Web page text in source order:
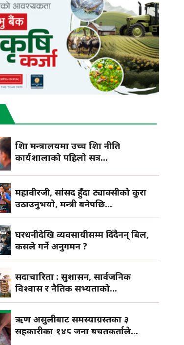
शिक्षा मन्त्रालयमा उच्च शिक्षा नीति
कार्यशालाको पहिलो सत्र...
महावीरजी, सांसद हुँदा ट्याक्सीको कुरा
उठाउनुभयो, मन्त्री बनेपछि...
घरधनीदेखि व्यवसायीसम्म दिँदैनन् बिल,
कसले गर्ने अनुगमन ?
सदाचारिता : सुशासन, सार्वजनिक
विश्वास र नैतिक सभ्यताको...
ऋण असुलीबाट समस्याग्रस्तका ३
सहकारीका १४८ जना बचतकर्ताले...